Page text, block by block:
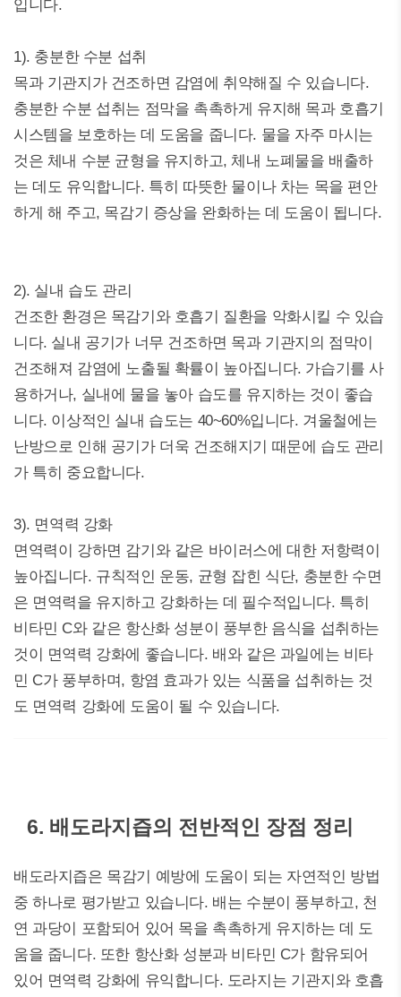
입니다.
1). 충분한 수분 섭취
목과 기관지가 건조하면 감염에 취약해질 수 있습니다.
충분한 수분 섭취는 점막을 촉촉하게 유지해 목과 호흡기
시스템을 보호하는 데 도움을 줍니다. 물을 자주 마시는
것은 체내 수분 균형을 유지하고, 체내 노폐물을 배출하
는 데도 유익합니다. 특히 따뜻한 물이나 차는 목을 편안
하게 해 주고, 목감기 증상을 완화하는 데 도움이 됩니다.
2). 실내 습도 관리
건조한 환경은 목감기와 호흡기 질환을 악화시킬 수 있습
니다. 실내 공기가 너무 건조하면 목과 기관지의 점막이
건조해져 감염에 노출될 확률이 높아집니다. 가습기를 사
용하거나, 실내에 물을 놓아 습도를 유지하는 것이 좋습
니다. 이상적인 실내 습도는 40~60%입니다. 겨울철에는
난방으로 인해 공기가 더욱 건조해지기 때문에 습도 관리
가 특히 중요합니다.
3). 면역력 강화
면역력이 강하면 감기와 같은 바이러스에 대한 저항력이
높아집니다. 규칙적인 운동, 균형 잡힌 식단, 충분한 수면
은 면역력을 유지하고 강화하는 데 필수적입니다. 특히
비타민 C와 같은 항산화 성분이 풍부한 음식을 섭취하는
것이 면역력 강화에 좋습니다. 배와 같은 과일에는 비타
민 C가 풍부하며, 항염 효과가 있는 식품을 섭취하는 것
도 면역력 강화에 도움이 될 수 있습니다.
6. 배도라지즙의 전반적인 장점 정리
배도라지즙은 목감기 예방에 도움이 되는 자연적인 방법
중 하나로 평가받고 있습니다. 배는 수분이 풍부하고, 천
연 과당이 포함되어 있어 목을 촉촉하게 유지하는 데 도
움을 줍니다. 또한 항산화 성분과 비타민 C가 함유되어
있어 면역력 강화에 유익합니다. 도라지는 기관지와 호흡